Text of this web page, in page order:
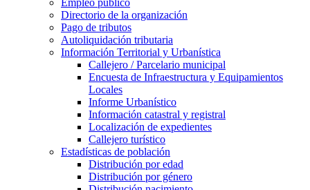
Empleo público
Directorio de la organización
Pago de tributos
Autoliquidación tributaria
Información Territorial y Urbanística
Callejero / Parcelario municipal
Encuesta de Infraestructura y Equipamientos
Locales
Informe Urbanístico
Información catastral y registral
Localización de expedientes
Callejero turístico
Estadísticas de población
Distribución por edad
Distribución por género